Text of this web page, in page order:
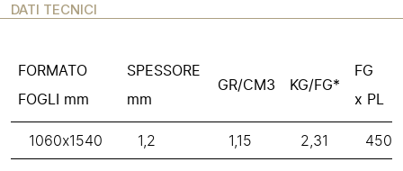
DATI TECNICI
FORMATO
FOGLI mm
SPESSORE
mm
GR/CM3 KG/FG*
FG
x PL
1060x1540 1,2 1,15 2,31 450